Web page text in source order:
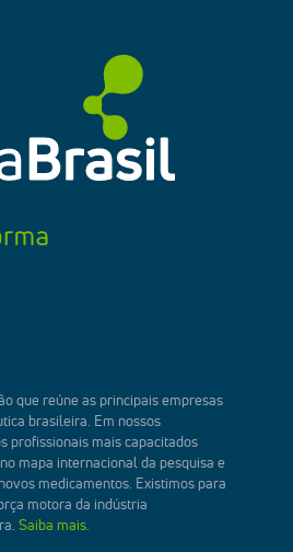
que reúne as principais empresas
brasileira. Em nossos
profissionais mais capacitados
mapa internacional da pesquisa e
medicamentos. Existimos para
motora da indústria
Saiba mais.